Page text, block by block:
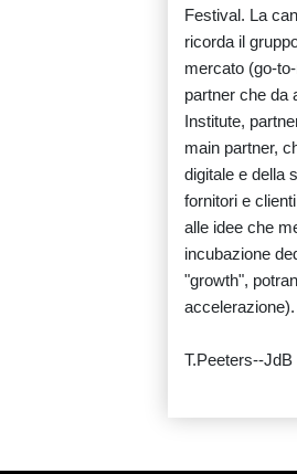
Festival. La
ricorda il
mercato (go-
partner che da
Institute,
main partner,
digitale e della
fornitori e
alle idee che
incubazione
"growth",
accelerazione).
T.Peeters--JdB